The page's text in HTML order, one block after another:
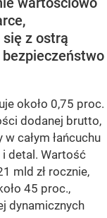
z ostrą
około 0,75 proc.
dodanej brutto,
całym łańcuchu
detal. Wartość
mld zł rocznie,
45 proc.,
dynamicznych